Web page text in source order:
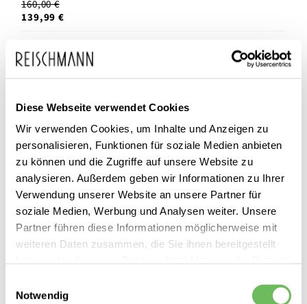
Diese Webseite verwendet Cookies
Wir verwenden Cookies, um Inhalte und Anzeigen zu
personalisieren, Funktionen für soziale Medien anbieten
zu können und die Zugriffe auf unsere Website zu
analysieren. Außerdem geben wir Informationen zu Ihrer
Verwendung unserer Website an unsere Partner für
soziale Medien, Werbung und Analysen weiter. Unsere
Partner führen diese Informationen möglicherweise mit
weiteren Daten zusammen, die Sie ihnen bereitgestellt
Notwendig
160,00 €
139,99 €